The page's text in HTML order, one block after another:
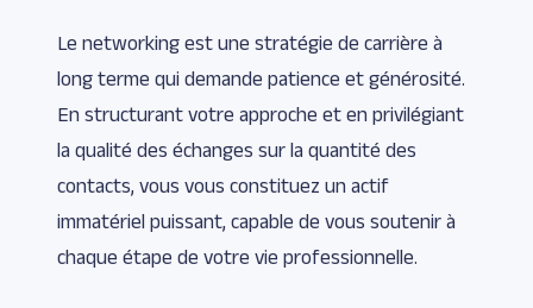
Le networking est une stratégie de carrière à
long terme qui demande patience et générosité.
En structurant votre approche et en privilégiant
la qualité des échanges sur la quantité des
contacts, vous vous constituez un actif
immatériel puissant, capable de vous soutenir à
chaque étape de votre vie professionnelle.